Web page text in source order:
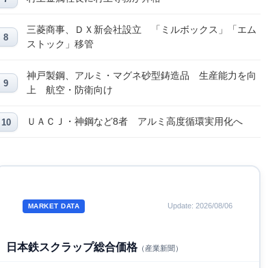
三菱商事、ＤＸ新会社設立 「ミルボックス」「エム
ストック」移管
神戸製鋼、アルミ・マグネ砂型鋳造品 生産能力を向
上 航空・防衛向け
ＵＡＣＪ・神鋼など8者 アルミ高度循環実用化へ
MARKET DATA Update: 2026/08/06
日本鉄スクラップ総合価格（産業新聞）